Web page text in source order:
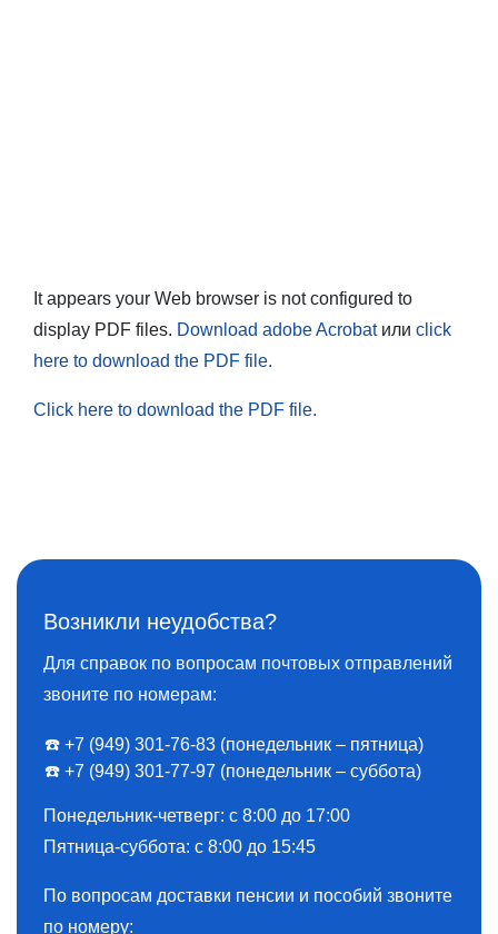
It appears your Web browser is not configured to
display PDF files. Download adobe Acrobat или click
here to download the PDF file.
Click here to download the PDF file.
Возникли неудобства?
Для справок по вопросам почтовых отправлений
звоните по номерам:
☎️ +7 (949) 301-76-83 (понедельник – пятница)
☎️ +7 (949) 301-77-97 (понедельник – суббота)
Понедельник-четверг: с 8:00 до 17:00
Пятница-суббота: с 8:00 до 15:45
По вопросам доставки пенсии и пособий звоните
по номеру: